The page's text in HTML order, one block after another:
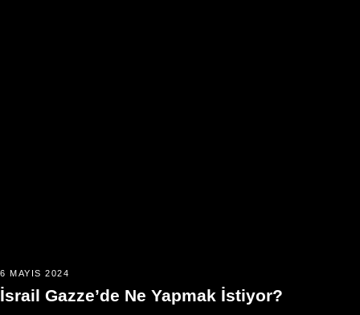
6 MAYIS 2024
İsrail Gazze’de Ne Yapmak İstiyor?